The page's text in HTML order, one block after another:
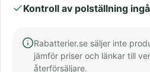
Kontroll av polställning
Rabatterier.se säljer inte
jämför priser och länkar till
återförsäljare.